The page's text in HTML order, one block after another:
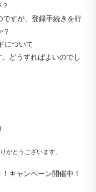
ですが、登録手続きを行
？
について
どうすればよいのでし
がとうございます。
キャンペーン開催中！